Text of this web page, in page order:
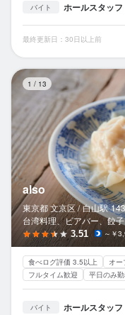
バイト ホールスタッフ
最終更新日：30日以上前
1 / 13
also
東京都 文京区 / 白山駅
台湾料理、ビアバー、餃子
3.51 ～￥
食べログ評価 3.5以上 オ
フルタイム歓迎
平日のみ
バイト ホールスタッフ